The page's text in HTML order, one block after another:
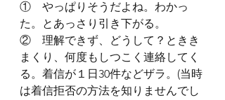
①　やっぱりそうだよね。わかっ
た。とあっさり引き下がる。
②　理解できず、どうして？ときき
まくり、何度もしつこく連絡してく
る。着信が１日30件などザラ。(当時
は着信拒否の方法を知りませんでし